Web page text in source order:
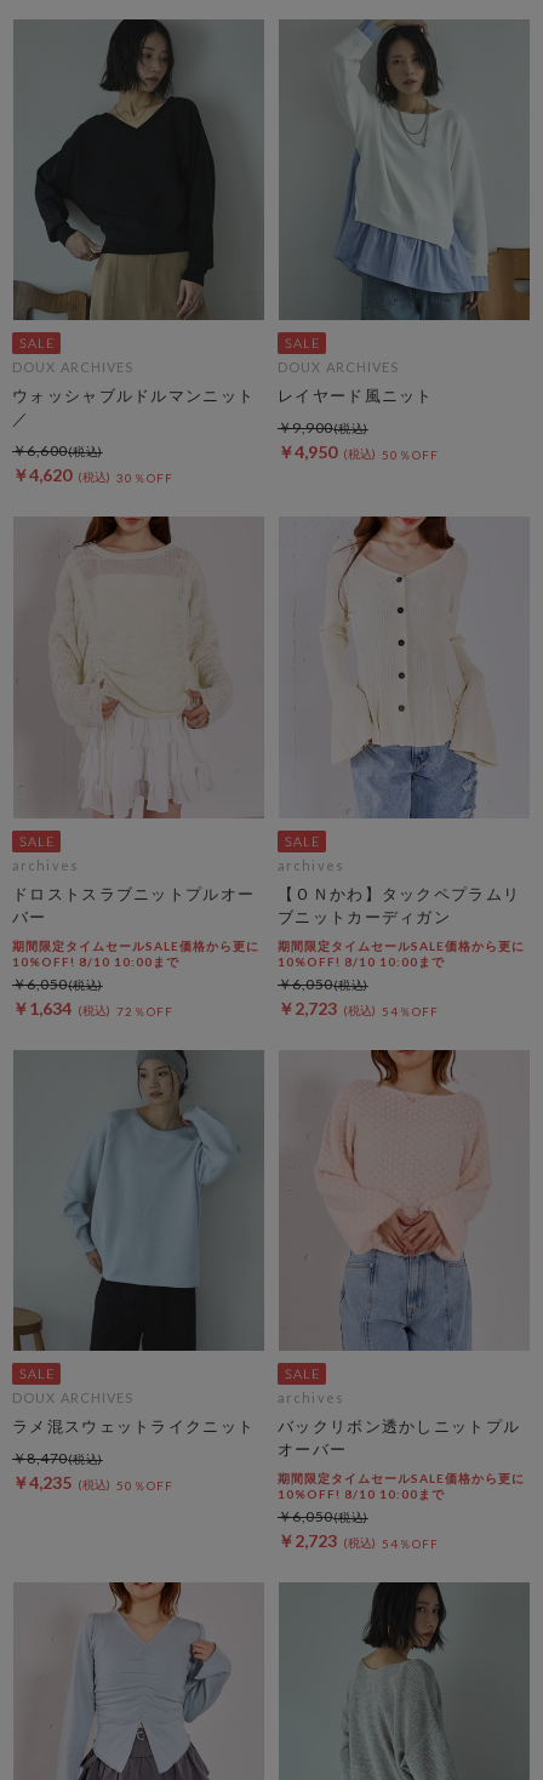
DOUX ARCHIVES
ウォッシャブルドルマンニット
／
￥4,620 30％OFF
￥6,600
DOUX ARCHIVES
レイヤード風ニット
￥4,950 50％OFF
￥9,900
archives
ドロストスラブニットプルオー
バー
期間限定タイムセールSALE価格から更に
10%OFF! 8/10 10:00まで
￥1,634 72％OFF
￥6,050
archives
【ＯＮかわ】タックペプラムリ
ブニットカーディガン
期間限定タイムセールSALE価格から更に
10%OFF! 8/10 10:00まで
￥2,723 54％OFF
￥6,050
DOUX ARCHIVES
ラメ混スウェットライクニット
￥4,235 50％OFF
￥8,470
archives
バックリボン透かしニットプル
オーバー
期間限定タイムセールSALE価格から更に
10%OFF! 8/10 10:00まで
￥2,723 54％OFF
￥6,050